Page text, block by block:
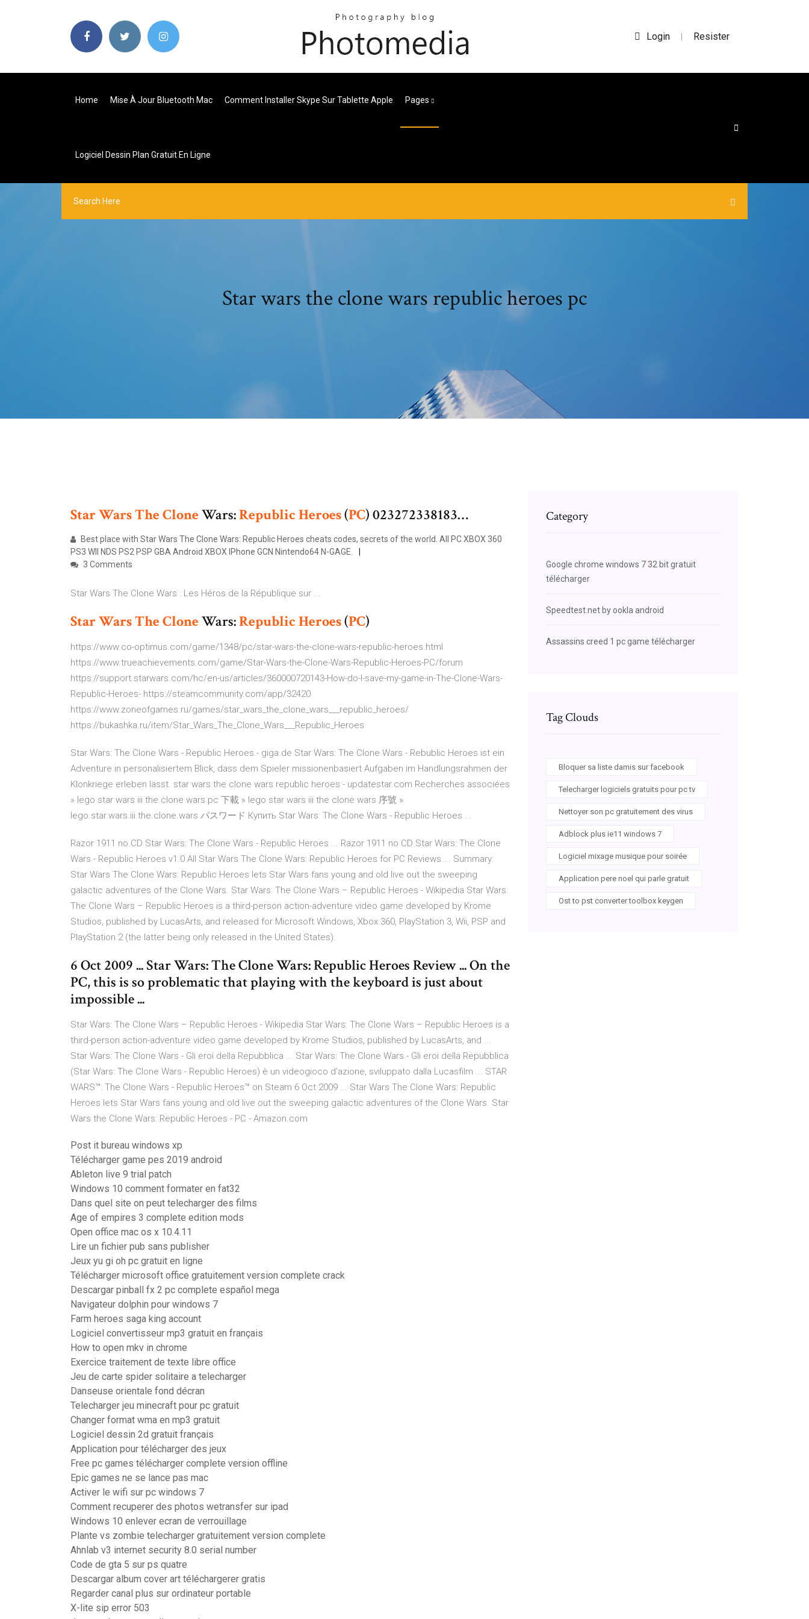
Login | Resister
Home Mise À Jour Bluetooth Mac Comment Installer Skype Sur Tablette Apple Pages
Logiciel Dessin Plan Gratuit En Ligne
Star wars the clone wars republic heroes pc
Star WarsThe CloneWars:Republic Heroes(PC) 023272338183…
Best place with Star Wars The Clone Wars: Republic Heroes cheats codes, secrets of the world. All PC XBOX 360
PS3 WII NDS PS2 PSP GBA Android XBOX IPhone GCN Nintendo64 N-GAGE.
3 Comments
Star Wars The Clone Wars : Les Héros de la République sur ...
Star WarsThe CloneWars:Republic Heroes(PC)
https://www.co-optimus.com/game/1348/pc/star-wars-the-clone-wars-republic-heroes.html
https://www.trueachievements.com/game/Star-Wars-the-Clone-Wars-Republic-Heroes-PC/forum
https://support.starwars.com/hc/en-us/articles/360000720143-How-do-I-save-my-game-in-The-Clone-Wars-
Republic-Heroes- https://steamcommunity.com/app/32420
https://www.zoneofgames.ru/games/star_wars_the_clone_wars___republic_heroes/
https://bukashka.ru/item/Star_Wars_The_Clone_Wars___Republic_Heroes
Star Wars: The Clone Wars - Republic Heroes - giga.de Star Wars: The Clone Wars - Rebublic Heroes ist ein
Adventure in personalisiertem Blick, dass dem Spieler missionenbasiert Aufgaben im Handlungsrahmen der
Klonkriege erleben lässt. star wars the clone wars republic heroes - updatestar.com Recherches associées
» lego star wars iii the clone wars pc 下載 » lego star wars iii the clone wars 序號 »
lego.star.wars.iii.the.clone.wars パスワード Купить Star Wars: The Clone Wars - Republic Heroes ...
Razor 1911 no CD Star Wars: The Clone Wars - Republic Heroes ... Razor 1911 no CD Star Wars: The Clone
Wars - Republic Heroes v1.0 All Star Wars The Clone Wars: Republic Heroes for PC Reviews ... Summary:
Star Wars The Clone Wars: Republic Heroes lets Star Wars fans young and old live out the sweeping
galactic adventures of the Clone Wars. Star Wars: The Clone Wars – Republic Heroes - Wikipedia Star Wars:
The Clone Wars – Republic Heroes is a third-person action-adventure video game developed by Krome
Studios, published by LucasArts, and released for Microsoft Windows, Xbox 360, PlayStation 3, Wii, PSP and
PlayStation 2 (the latter being only released in the United States).
6 Oct 2009 ... Star Wars: The Clone Wars: Republic Heroes Review ... On the
PC, this is so problematic that playing with the keyboard is just about
impossible ...
Star Wars: The Clone Wars – Republic Heroes - Wikipedia Star Wars: The Clone Wars – Republic Heroes is a
third-person action-adventure video game developed by Krome Studios, published by LucasArts, and ...
Star Wars: The Clone Wars - Gli eroi della Repubblica ... Star Wars: The Clone Wars - Gli eroi della Repubblica
(Star Wars: The Clone Wars - Republic Heroes) è un videogioco d'azione, sviluppato dalla Lucasfilm ... STAR
WARS™: The Clone Wars - Republic Heroes™ on Steam 6 Oct 2009 ... Star Wars The Clone Wars: Republic
Heroes lets Star Wars fans young and old live out the sweeping galactic adventures of the Clone Wars. Star
Wars the Clone Wars: Republic Heroes - PC - Amazon.com
Post it bureau windows xp
Télécharger game pes 2019 android
Ableton live 9 trial patch
Windows 10 comment formater en fat32
Dans quel site on peut telecharger des films
Age of empires 3 complete edition mods
Open office mac os x 10.4.11
Lire un fichier pub sans publisher
Jeux yu gi oh pc gratuit en ligne
Télécharger microsoft office gratuitement version complete crack
Descargar pinball fx 2 pc complete español mega
Navigateur dolphin pour windows 7
Farm heroes saga king account
Logiciel convertisseur mp3 gratuit en français
How to open mkv in chrome
Exercice traitement de texte libre office
Jeu de carte spider solitaire a telecharger
Danseuse orientale fond décran
Telecharger jeu minecraft pour pc gratuit
Changer format wma en mp3 gratuit
Logiciel dessin 2d gratuit français
Application pour télécharger des jeux
Free pc games télécharger complete version offline
Epic games ne se lance pas mac
Activer le wifi sur pc windows 7
Comment recuperer des photos wetransfer sur ipad
Windows 10 enlever ecran de verrouillage
Plante vs zombie telecharger gratuitement version complete
Ahnlab v3 internet security 8.0 serial number
Code de gta 5 sur ps quatre
Descargar album cover art téléchargerer gratis
Regarder canal plus sur ordinateur portable
X-lite sip error 503
Category
Google chrome windows 7 32 bit gratuit
télécharger
Speedtest.net by ookla android
Assassins creed 1 pc game télécharger
Tag Clouds
Bloquer sa liste damis sur facebook
Telecharger logiciels gratuits pour pc tv
Nettoyer son pc gratuitement des virus
Adblock plus ie11 windows 7
Logiciel mixage musique pour soirée
Application pere noel qui parle gratuit
Ost to pst converter toolbox keygen